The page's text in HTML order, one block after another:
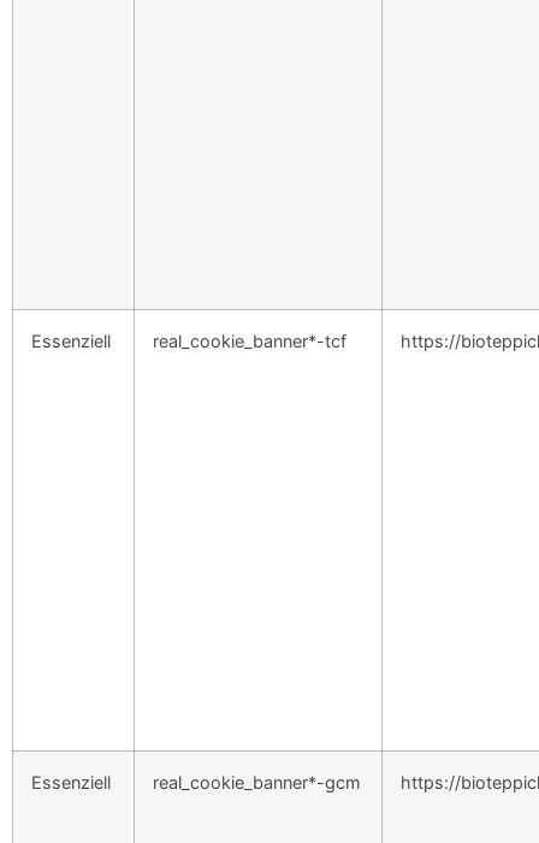
Essenziell real_cookie_banner*-tcf https://
Essenziell real_cookie_banner*-gcm https://